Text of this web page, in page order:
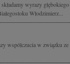
wyrazy
Włodzimierz...
współczucia w związku